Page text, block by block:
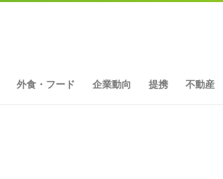
外食・フード 企業動向 提携 不動産